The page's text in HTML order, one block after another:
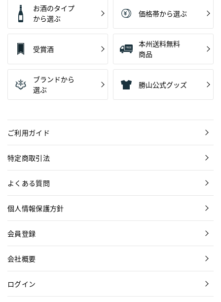
お酒のタイプ
から選ぶ
価格帯から選ぶ
受賞酒
本州送料無料
商品
ブランドから
選ぶ
勝山公式グッズ
ご利用ガイド
特定商取引法
よくある質問
個人情報保護方針
会員登録
会社概要
ログイン